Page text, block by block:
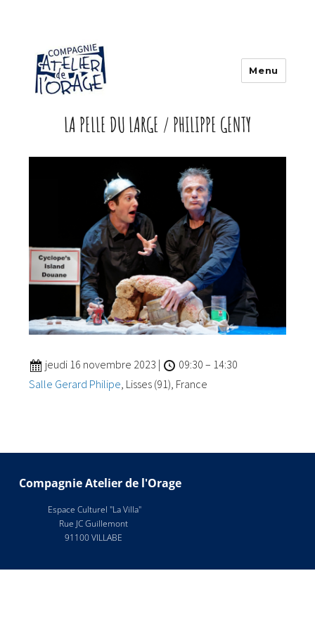
Atelier de l'orage
Menu
LA PELLE DU LARGE / PHILIPPE GENTY
jeudi 16 novembre 2023 | 09:30– 14:30
Salle Gerard Philipe , Lisses (91), France
Compagnie Atelier de l'Orage
Espace Culturel "La Villa"
Rue JC Guillemont
91100 VILLABE